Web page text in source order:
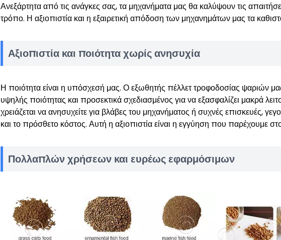
Ανεξάρτητα από τις ανάγκες σας, τα μηχανήματα μας θα καλύψουν τις
τρόπο. Η αξιοπιστία και η εξαιρετική απόδοση των μηχανημάτων μας τα
Αξιοπιστία και ποιότητα χωρίς ανησυχία
Η ποιότητα είναι η υπόσχεσή μας. Ο εξωθητής πέλλετ τροφοδοσίας ψαριών
υψηλής ποιότητας και προσεκτικά σχεδιασμένος για να εξασφαλίζει μακρά
χρειάζεται να ανησυχείτε για βλάβες του μηχανήματος ή συχνές επισκευές,
και το πρόσθετο κόστος. Αυτή η αξιοπιστία είναι η εγγύηση που παρέχουμε
Πολλαπλών χρήσεων και ευρέως εφαρμόσιμων